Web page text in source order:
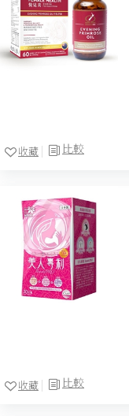
比較
收藏
比較
收藏